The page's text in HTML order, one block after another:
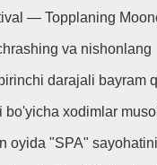
— Topplaning
va nishonlang
darajali bayram
bo'yicha xodimlar
oyida "SPA"